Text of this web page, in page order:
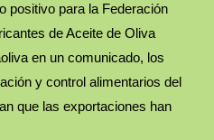
positivo para la Federación
de Aceite de Oliva
en un comunicado, los
y control alimentarios del
que las exportaciones han